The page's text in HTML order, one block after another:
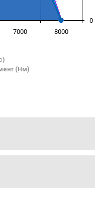
(Нм)
7000 8000
0